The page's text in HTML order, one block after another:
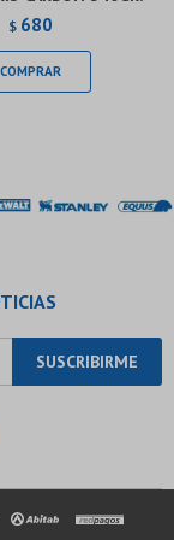
$ 680
SUSCRIBIRME